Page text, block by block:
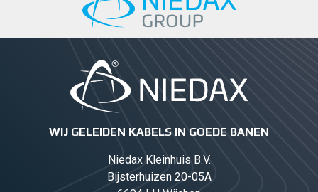
WIJ GELEIDEN KABELS IN GOEDE BANEN
Niedax Kleinhuis B.V.
Bijsterhuizen 20-05A